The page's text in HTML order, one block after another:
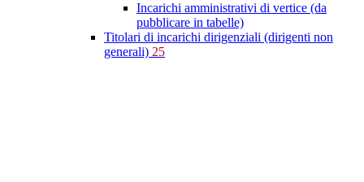
Incarichi amministrativi di vertice (da
pubblicare in tabelle)
Titolari di incarichi dirigenziali (dirigenti non
generali) 25